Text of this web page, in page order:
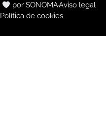
por SONOMAAviso legal
Política de cookies